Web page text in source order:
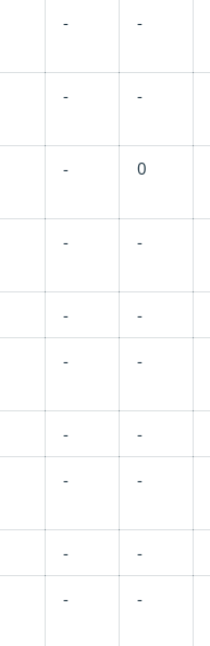
- -
- -
- 0
- -
- -
- -
- -
- -
- -
- -